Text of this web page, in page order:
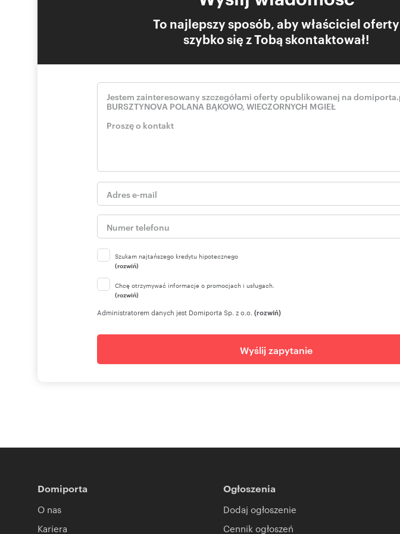
- tereny zielone, szlaki rowerowe i spacerowe
- bezpośrednie wejście do lasu z osiedla
- 20 minut spaceru do rezerwatu Bursztynowa Góra
- bliskość obwodnicy metropolitalnej
- możliwość wprowadzenia zmian aranżacyjnych
To najlepszy sposób, aby właściciel oferty
szybko się z Tobą skontaktował!
Szukam najtańszego kredytu hipotecznego
(rozwiń)
Chcę otrzymywać informacje o promocjach i usługach.
(rozwiń)
Administratorem danych jest Domiporta Sp. z o.o. (rozwiń)
Wyślij zapytanie
Domiporta
O nas
Kariera
Ogłoszenia
Dodaj ogłoszenie
Cennik ogłoszeń